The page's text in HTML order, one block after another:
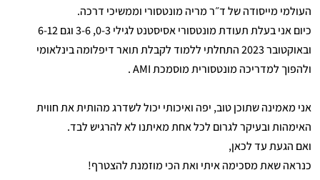
העולמי מייסודה של ד״ר מריה מונטסורי וממשיכי דרכה.
כיום אני בעלת תעודת מונטסורי אסיסטנט לגילי 0-3, 3-6 וגם 6-12
ובאוקטובר 2023 התחלתי ללמוד לקבלת תואר דיפלומה בינלאומי
ולהפוך למדריכה מונטסורית מוסמכת AMI .
אני מאמינה שתוכן טוב, יפה ואיכותי יכול לשדרג מהותית את חווית
האימהות ובעיקר לגרום לכל אחת מאיתנו לא להרגיש לבד.
ואם הגעת עד לכאן,
כנראה שאת מסכימה איתי ואת הכי מוזמנת להצטרף!